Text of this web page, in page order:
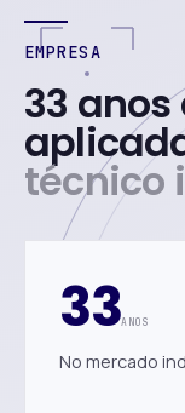
EMPRESA
33
técnico
33ANOS
No mercado